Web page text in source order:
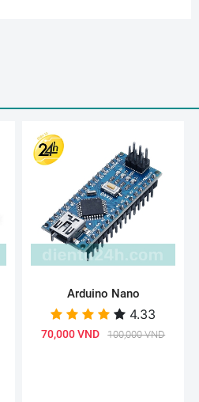
Arduino Nano
4.33
70,000 VND 100,000 VND